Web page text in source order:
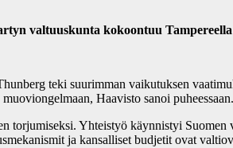
valtuuskunta kokoontuu Tampereella
teki suurimman vaikutuksen
Haavisto sanoi puheessaan.
torjumiseksi. Yhteistyö käynnistyi Suomen
ja kansalliset budjetit ovat